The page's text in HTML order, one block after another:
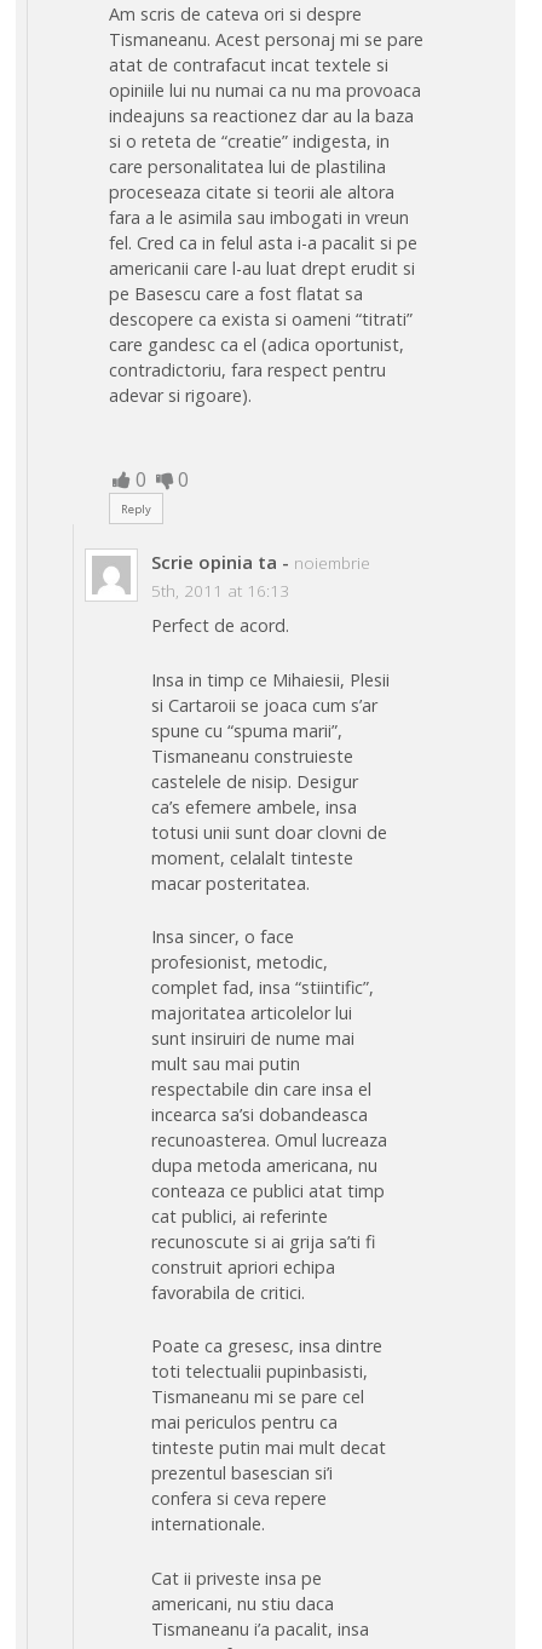
Am scris de cateva ori si despre
Tismaneanu. Acest personaj mi se pare
atat de contrafacut incat textele si
opiniile lui nu numai ca nu ma provoaca
indeajuns sa reactionez dar au la baza
si o reteta de “creatie” indigesta, in
care personalitatea lui de plastilina
proceseaza citate si teorii ale altora
fara a le asimila sau imbogati in vreun
fel. Cred ca in felul asta i-a pacalit si pe
americanii care l-au luat drept erudit si
pe Basescu care a fost flatat sa
descopere ca exista si oameni “titrati”
care gandesc ca el (adica oportunist,
contradictoriu, fara respect pentru
adevar si rigoare).
0 0
Reply
Scrie opinia ta - noiembrie
5th, 2011 at 16:13
Perfect de acord.
Insa in timp ce Mihaiesii, Plesii
si Cartaroii se joaca cum s’ar
spune cu “spuma marii”,
Tismaneanu construieste
castelele de nisip. Desigur
ca’s efemere ambele, insa
totusi unii sunt doar clovni de
moment, celalalt tinteste
macar posteritatea.
Insa sincer, o face
profesionist, metodic,
complet fad, insa “stiintific”,
majoritatea articolelor lui
sunt insiruiri de nume mai
mult sau mai putin
respectabile din care insa el
incearca sa’si dobandeasca
recunoasterea. Omul lucreaza
dupa metoda americana, nu
conteaza ce publici atat timp
cat publici, ai referinte
recunoscute si ai grija sa’ti fi
construit apriori echipa
favorabila de critici.
Poate ca gresesc, insa dintre
toti telectualii pupinbasisti,
Tismaneanu mi se pare cel
mai periculos pentru ca
tinteste putin mai mult decat
prezentul basescian si’i
confera si ceva repere
internationale.
Cat ii priveste insa pe
americani, nu stiu daca
Tismaneanu i’a pacalit, insa